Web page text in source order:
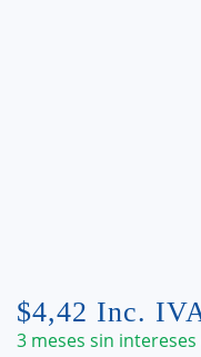
$4,42 Inc.
3 meses sin intereses